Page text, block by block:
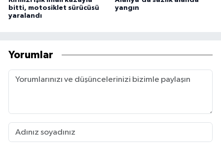
bitti, motosiklet sürücüsü
yaralandı
yangın
Yorumlar